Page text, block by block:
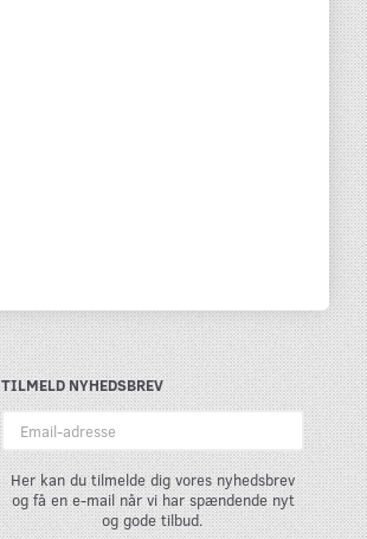
TILMELD NYHEDSBREV
Her kan du tilmelde dig vores nyhedsbrev
og få en e-mail når vi har spændende nyt
og gode tilbud.